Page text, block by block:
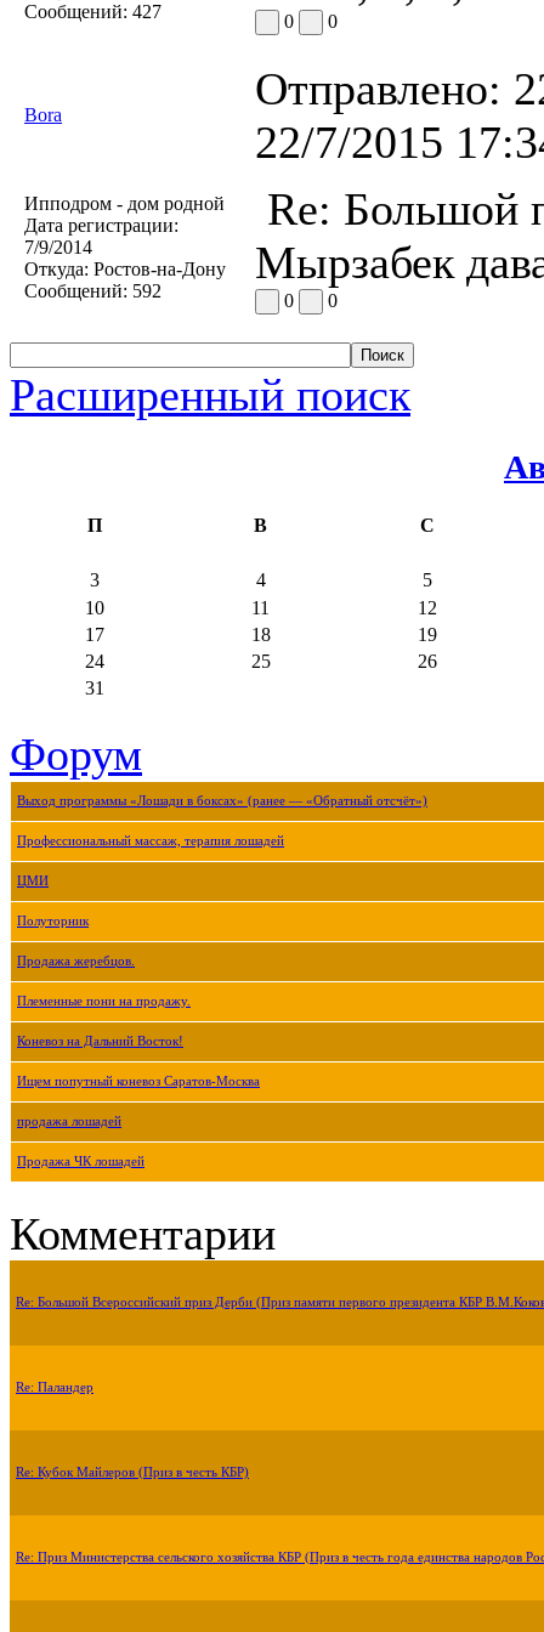
Сообщений: 427 0 0
Bora
Отправлено:
22/7/2015
Ипподром - дом родной
Дата регистрации:
7/9/2014
Откуда: Ростов-на-Дону
Сообщений: 592
Re: Большой
Мырзабек
0 0
Расширенный поиск
П В С
3 4
5
10
11
12
17
18
19
24
25
26
31
Форум
Выход программы «Лошади в боксах» (ранее — «Обратный отсчёт»)
Профессиональный массаж, терапия лошадей
ЦМИ
Полуторник
Продажа жеребцов.
Племенные пони на продажу.
Коневоз на Дальний Восток!
Ищем попутный коневоз Саратов-Москва
продажа лошадей
Продажа ЧК лошадей
Комментарии
Re: Большой Всероссийский приз Дерби (Приз памяти первого президента КБР
Re: Паландер
Re: Кубок Майлеров (Приз в честь КБР)
Re: Приз Министерства сельского хозяйства КБР (Приз в честь года единства народов